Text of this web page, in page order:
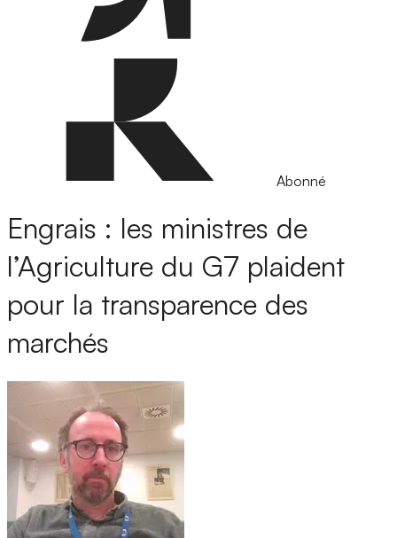
Abonné
Engrais : les ministres de
l’Agriculture du G7 plaident
pour la transparence des
marchés